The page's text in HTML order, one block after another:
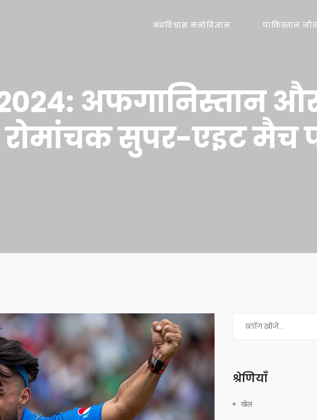
अंधविश्वास मनोविज्ञान पाकिस्तान जीत
अफगानिस्तान
रोमांचक सुपर-एइट मैच
श्रेणियाँ
खेल